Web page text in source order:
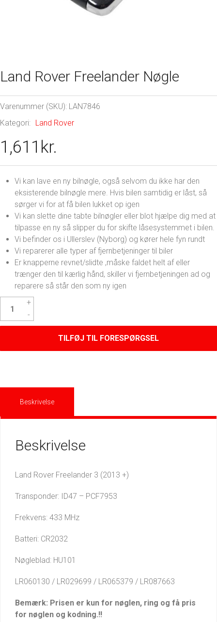
Land Rover Freelander Nøgle
Varenummer (SKU): LAN7846
Kategori:
Land Rover
1,611 kr.
Vi kan lave en ny bilnøgle, også selvom du ikke har den
eksisterende bilnøgle mere. Hvis bilen samtidig er låst, så
sørger vi for at få bilen lukket op igen
Vi kan slette dine tabte bilnøgler eller blot hjælpe dig med at
tilpasse en ny så slipper du for skifte låsesystemmet i bilen.
Vi befinder os i Ullerslev (Nyborg) og kører hele fyn rundt
Vi reparerer alle typer af fjernbetjeninger til biler
Er knapperne revnet/slidte ,måske faldet helt af eller
trænger den til kærlig hånd, skiller vi fjernbetjeningen ad og
reparere så står den som ny igen
Rover
Freelander
antal
TILFØJ TIL FORESPØRGSEL
Beskrivelse
Beskrivelse
Land Rover Freelander 3 (2013 +)
Transponder: ID47 – PCF7953
Frekvens: 433 MHz
Batteri: CR2032
Nøgleblad: HU101
LR060130 / LR029699 / LR065379 / LR087663
Bemærk: Prisen er kun for nøglen, ring og få pris
for nøglen og kodning.!!